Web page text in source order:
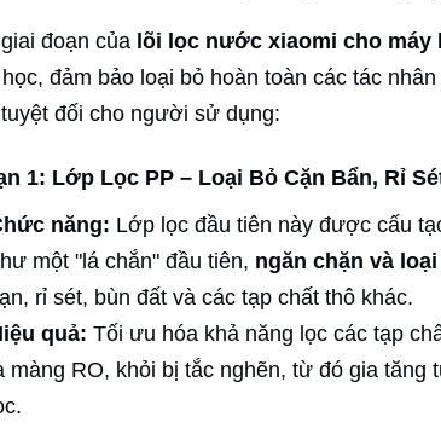
đoạn của lõi lọc nước xiaomi cho máy
đảm bảo loại bỏ hoàn toàn các tác
đối cho người sử dụng:
1: Lớp Lọc PP – Loại Bỏ Cặn Bẩn, Rỉ
năng: Lớp lọc đầu tiên này được cấu
một "lá chắn" đầu tiên, ngăn chặn và
rỉ sét, bùn đất và các tạp chất thô khác.
quả: Tối ưu hóa khả năng lọc các tạp
màng RO, khỏi bị tắc nghẽn, từ đó gia